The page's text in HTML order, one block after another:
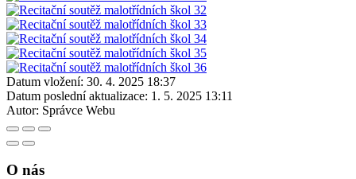
Datum vložení: 30. 4. 2025 18:37
Datum poslední aktualizace: 1. 5. 2025 13:11
Autor: Správce Webu
O nás